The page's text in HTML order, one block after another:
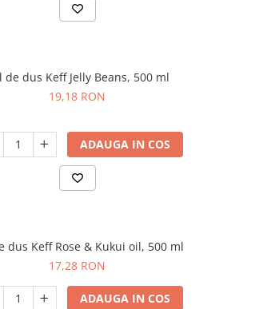
de dus Keff Jelly Beans, 500 ml
19,18 RON
ADAUGA IN COS
dus Keff Rose & Kukui oil, 500 ml
17,28 RON
ADAUGA IN COS